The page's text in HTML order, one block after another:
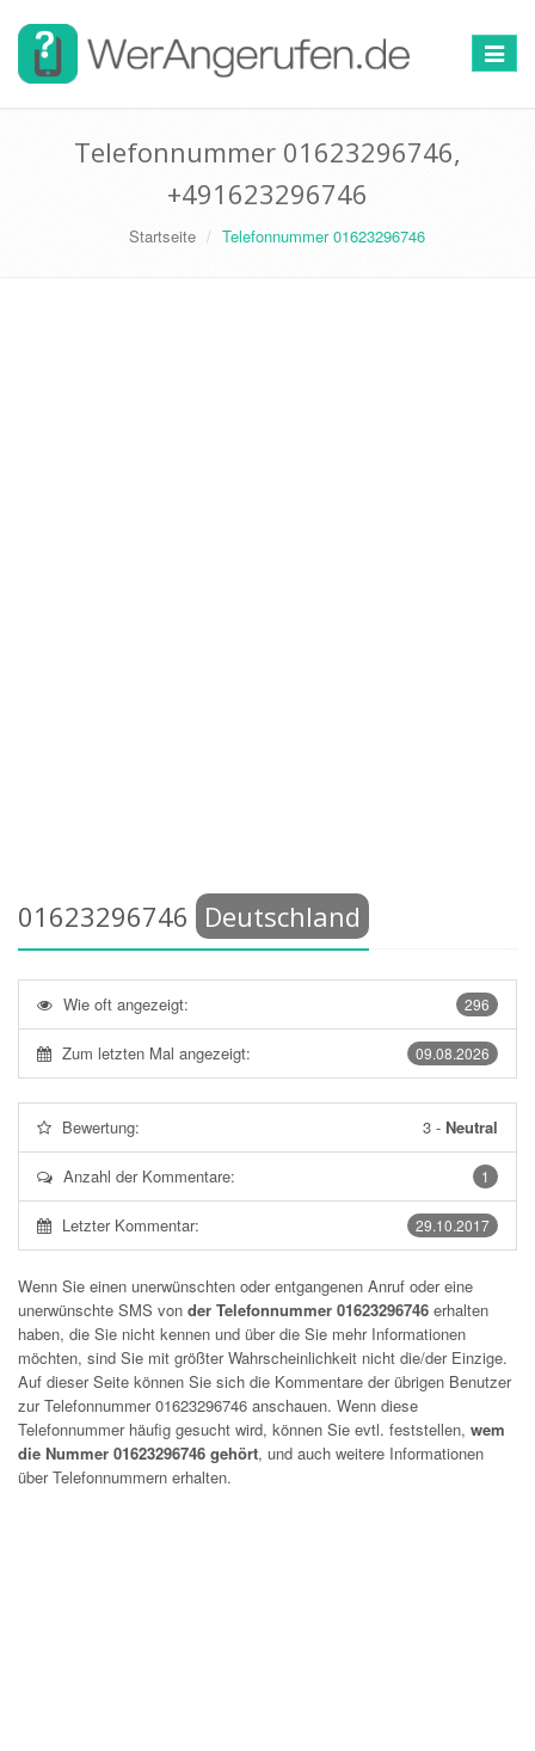
Toggle
Telefonnummer 01623296746,
+491623296746
Startseite Telefonnummer 01623296746
01623296746 Deutschland
296
Wie oft angezeigt:
09.08.2026
Zum letzten Mal angezeigt:
Bewertung: 3 - Neutral
1
Anzahl der Kommentare:
29.10.2017
Letzter Kommentar:
Wenn Sie einen unerwünschten oder entgangenen Anruf oder eine
unerwünschte SMS von der Telefonnummer 01623296746 erhalten
haben, die Sie nicht kennen und über die Sie mehr Informationen
möchten, sind Sie mit größter Wahrscheinlichkeit nicht die/der Einzige.
Auf dieser Seite können Sie sich die Kommentare der übrigen Benutzer
zur Telefonnummer01623296746 anschauen. Wenn diese
Telefonnummer häufig gesucht wird, können Sie evtl. feststellen, wem
die Nummer 01623296746 gehört, und auch weitere Informationen
über Telefonnummern erhalten.